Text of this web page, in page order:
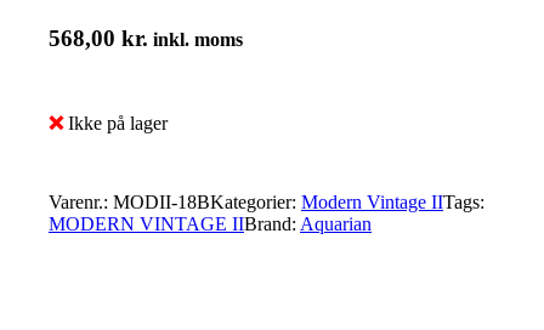
568,00 kr. inkl. moms
❌ Ikke på lager
Varenr.: MODII-18BKategorier: Modern Vintage IITags:
MODERN VINTAGE IIBrand: Aquarian